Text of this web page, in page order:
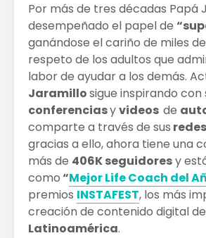
Por más de tres décadas Papá
desempeñado el papel de
ganándose el cariño de miles
respeto de los adultos que
labor de ayudar a los demás.
Jaramillosigue inspirando con
conferenciasyvideos de
comparte a través de sus
gracias a ello, ahora tiene una
más de 406K seguidoresy
como“Mejor Life Coach del
premios INSTAFEST, los más
creación de contenido digital de
Latinoamérica.